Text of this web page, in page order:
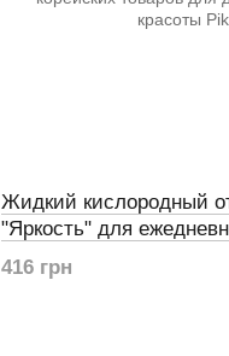
Жидкий кислородный
"Яркость" для
использования LION
416 грн